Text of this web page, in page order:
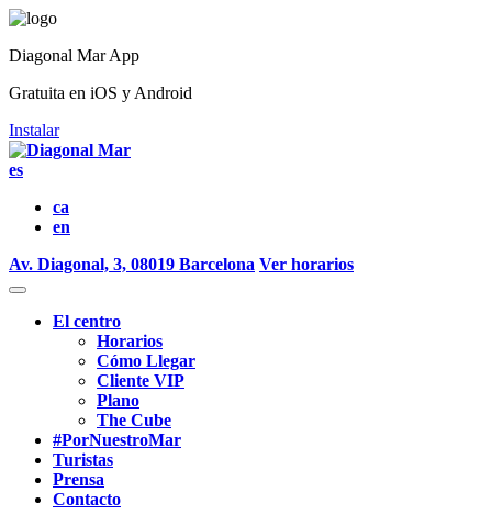
Diagonal Mar App
Gratuita en iOS y Android
Instalar
es
ca
en
Av. Diagonal, 3, 08019 Barcelona Ver horarios
El centro
Horarios
Cómo Llegar
Cliente VIP
Plano
The Cube
#PorNuestroMar
Turistas
Prensa
Contacto